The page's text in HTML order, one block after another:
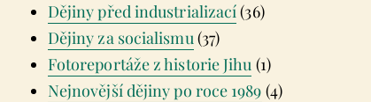
Dějiny před industrializací(36)
Dějiny za socialismu(37)
Fotoreportáže z historie Jihu (1)
Nejnovější dějiny po roce 1989 (4)